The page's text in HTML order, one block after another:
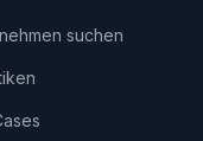
suchen